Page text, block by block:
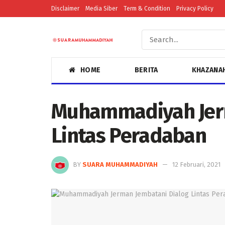
Disclaimer Media Siber Term & Condition Privacy Policy
HOME BERITA
Muhammadiyah
Lintas Peradaban
BY SUARA MUHAMMADIYAH 12 Februari, 2021